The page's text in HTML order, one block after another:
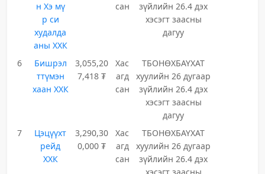
н Хэ мү
р си
худалда
аны ХХК
сан
зүйлийн 26.4 дэх
хэсэгт заасны
дагуу
6
Бишрэл
ттүмэн
хаан ХХК
3,055,20
7,418 ₮
Хас
агд
сан
ТБОНӨХБАҮХАТ
хуулийн 26 дугаар
зүйлийн 26.4 дэх
хэсэгт заасны
дагуу
7
Цэцүүхт
рейд
ХХК
3,290,30
0,000 ₮
Хас
агд
сан
ТБОНӨХБАҮХАТ
хуулийн 26 дугаар
зүйлийн 26.4 дэх